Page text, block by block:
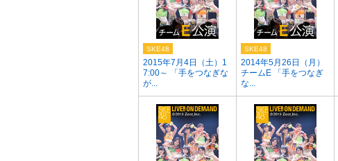
2015年7月4日（土）1
7:00～ 「手をつなぎな
が...
SKE48
2014年5月26日（月）
チームE 「手をつなぎ
な...
SKE48